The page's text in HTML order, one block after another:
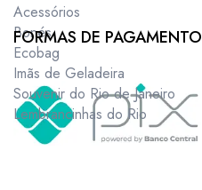
Acessórios
Bonés
Ecobag
Imãs de Geladeira
Souvenir do Rio de Janeiro
Lembrancinhas do Rio
FORMAS DE PAGAMENTO